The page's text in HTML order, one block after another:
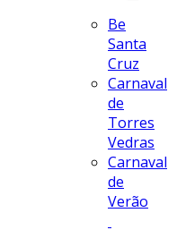
Be
Santa
Cruz
Carnaval
de
Torres
Vedras
Carnaval
de
Verão